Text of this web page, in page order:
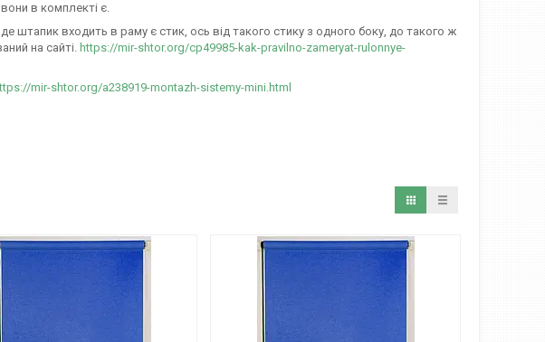
в комплекті є.
штапик входить в раму є стик, ось від такого стику з одного боку, до такого ж
на сайті. https://mir-shtor.org/cp49985-kak-pravilno-zameryat-rulonnye-
mir-shtor.org/a238919-montazh-sistemy-mini.html